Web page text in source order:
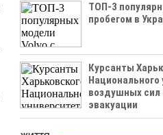
ТОП-3
пробегом в
Курсанты
Национального
воздушных
эвакуации